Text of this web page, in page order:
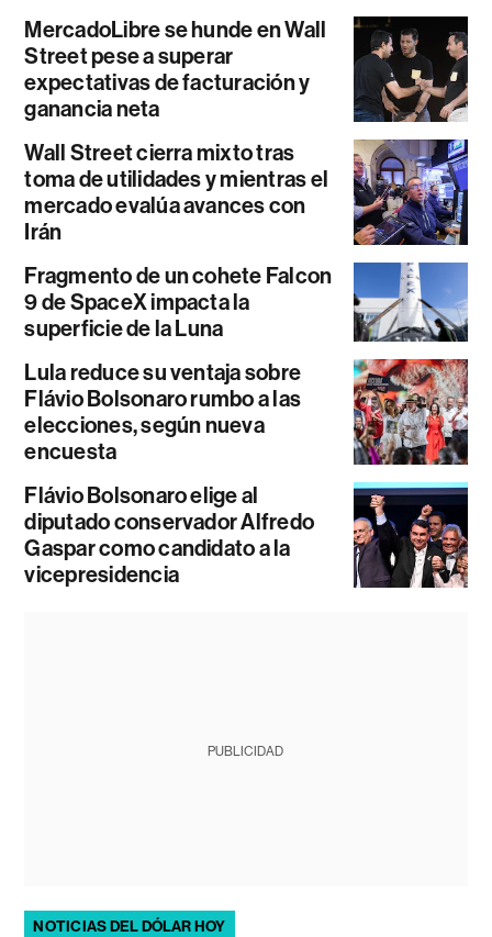
MercadoLibre se hunde en Wall
Street pese a superar
expectativas de facturación y
ganancia neta
Wall Street cierra mixto tras
toma de utilidades y mientras el
mercado evalúa avances con
Irán
Fragmento de un cohete Falcon
9 de SpaceX impacta la
superficie de la Luna
Lula reduce su ventaja sobre
Flávio Bolsonaro rumbo a las
elecciones, según nueva
encuesta
Flávio Bolsonaro elige al
diputado conservador Alfredo
Gaspar como candidato a la
vicepresidencia
PUBLICIDAD
NOTICIAS DEL DÓLAR HOY